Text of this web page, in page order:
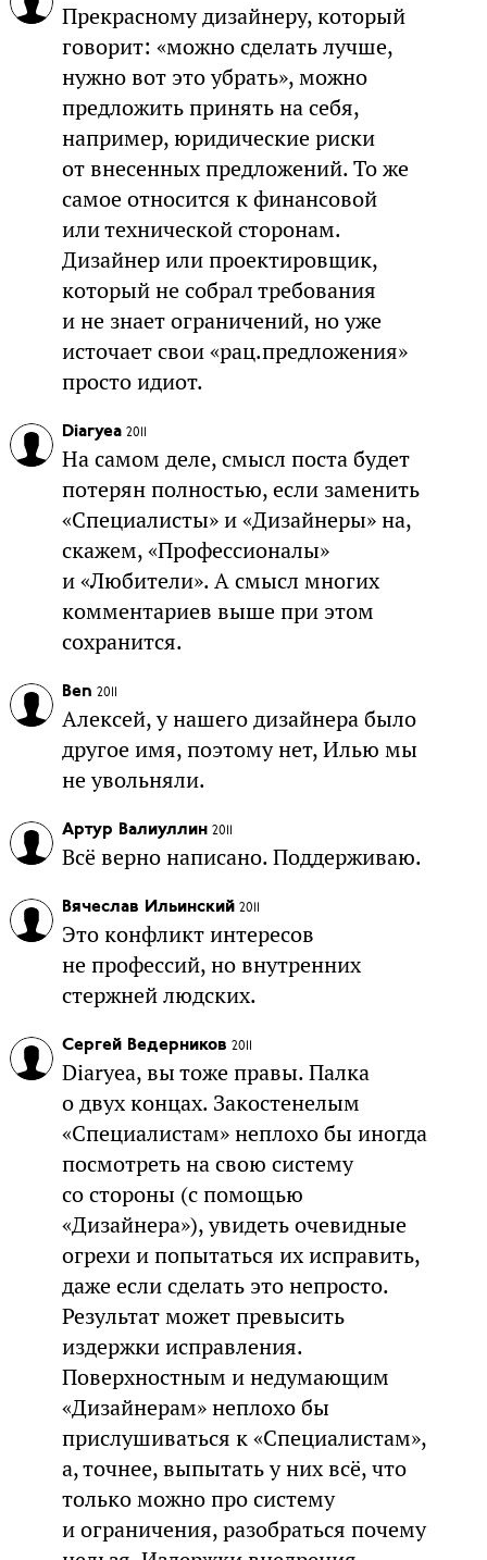
Прекрасному дизайнеру, который
говорит: «можно сделать лучше,
нужно вот это убрать», можно
предложить принять на себя,
например, юридические риски
от внесенных предложений. То же
самое относится к финансовой
или технической сторонам.
Дизайнер или проектировщик,
который не собрал требования
и не знает ограничений, но уже
источает свои «рац.предложения»
просто идиот.
Diaryea 2011
На самом деле, смысл поста будет
потерян полностью, если заменить
«Специалисты» и «Дизайнеры» на,
скажем, «Профессионалы»
и «Любители». А смысл многих
комментариев выше при этом
сохранится.
Ben 2011
Алексей, у нашего дизайнера было
другое имя, поэтому нет, Илью мы
не увольняли.
Артур Валиуллин 2011
Всё верно написано. Поддерживаю.
Вячеслав Ильинский 2011
Это конфликт интересов
не профессий, но внутренних
стержней людских.
Сергей Ведерников 2011
Diaryea, вы тоже правы. Палка
о двух концах. Закостенелым
«Специалистам» неплохо бы иногда
посмотреть на свою систему
со стороны (с помощью
«Дизайнера»), увидеть очевидные
огрехи и попытаться их исправить,
даже если сделать это непросто.
Результат может превысить
издержки исправления.
Поверхностным и недумающим
«Дизайнерам» неплохо бы
прислушиваться к «Специалистам»,
а, точнее, выпытать у них всё, что
только можно про систему
и ограничения, разобраться почему